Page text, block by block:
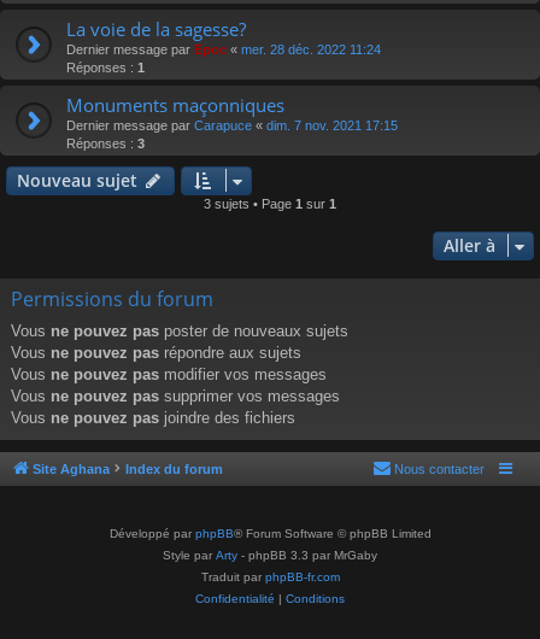
La voie de la sagesse?
Dernier message par Epoc « mer. 28 déc. 2022 11:24
Réponses : 1
Monuments maçonniques
Dernier message par Carapuce « dim. 7 nov. 2021 17:15
Réponses : 3
Nouveau sujet
3 sujets • Page 1 sur 1
Aller à
Permissions du forum
Vous ne pouvez pas poster de nouveaux sujets
Vous ne pouvez pas répondre aux sujets
Vous ne pouvez pas modifier vos messages
Vous ne pouvez pas supprimer vos messages
Vous ne pouvez pas joindre des fichiers
Site Aghana Index du forum Nous contacter
Développé par phpBB® Forum Software © phpBB Limited
Style par Arty - phpBB 3.3 par MrGaby
Traduit par phpBB-fr.com
Confidentialité | Conditions